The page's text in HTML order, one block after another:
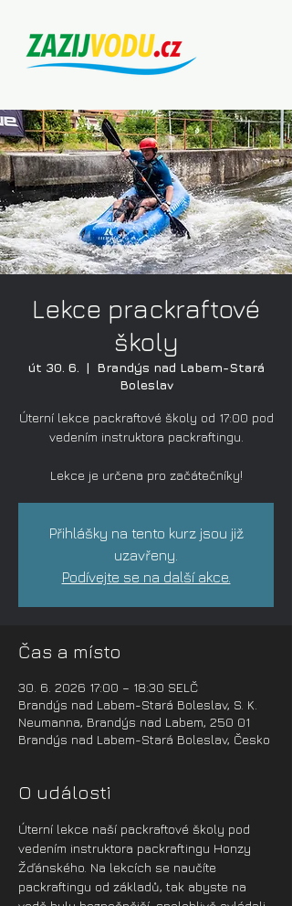
Lekce prackraftové
školy
út 30. 6.
  |
Brandýs nad Labem-Stará
Boleslav
Úterní lekce packraftové školy od 17:00 pod
vedením instruktora packraftingu.
Lekce je určena pro začátečníky!
Přihlášky na tento kurz jsou již
uzavřeny.
Podívejte se na další akce.
Čas a místo
30. 6. 2026 17:00 – 18:30 SELČ
Brandýs nad Labem-Stará Boleslav, S. K.
Neumanna, Brandýs nad Labem, 250 01
Brandýs nad Labem-Stará Boleslav, Česko
O události
Úterní lekce naší packraftové školy pod
vedením instruktora packraftingu Honzy
Žďánského. Na lekcích se naučíte
packraftingu od základů, tak abyste na